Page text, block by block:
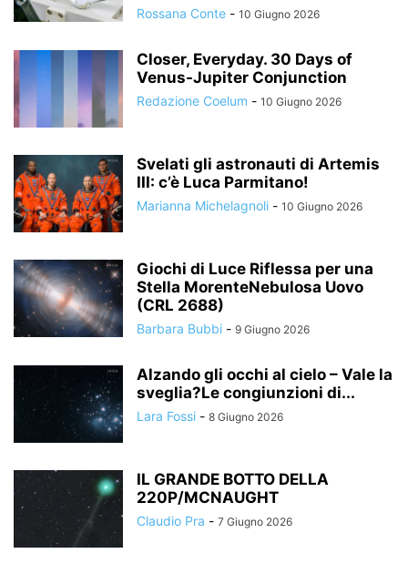
Rossana Conte - 10 Giugno 2026
Closer, Everyday. 30 Days of
Venus-Jupiter Conjunction
Redazione Coelum - 10 Giugno 2026
Svelati gli astronauti di Artemis
III: c’è Luca Parmitano!
Marianna Michelagnoli - 10 Giugno 2026
Giochi di Luce Riflessa per una
Stella MorenteNebulosa Uovo
(CRL 2688)
Barbara Bubbi - 9 Giugno 2026
Alzando gli occhi al cielo – Vale la
sveglia?Le congiunzioni di...
Lara Fossi - 8 Giugno 2026
IL GRANDE BOTTO DELLA
220P/MCNAUGHT
Claudio Pra - 7 Giugno 2026